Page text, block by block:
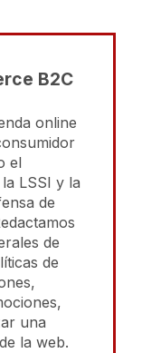
B2C
online
el
LSSI y la
de
de
de
una
la web.